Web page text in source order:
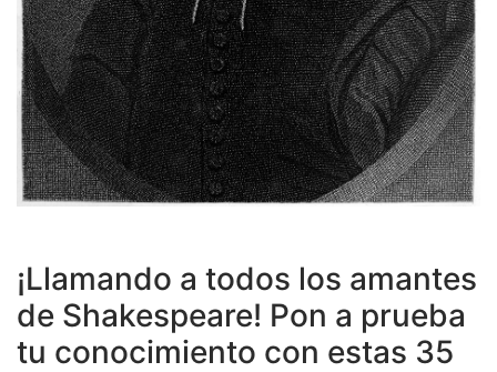
¡Llamando a todos los amantes
de Shakespeare! Pon a prueba
tu conocimiento con estas 35